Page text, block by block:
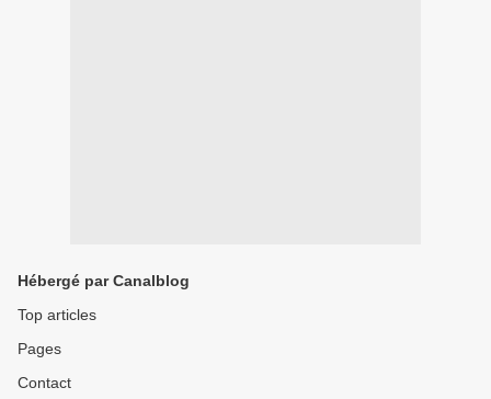
Hébergé par Canalblog
Top articles
Pages
Contact